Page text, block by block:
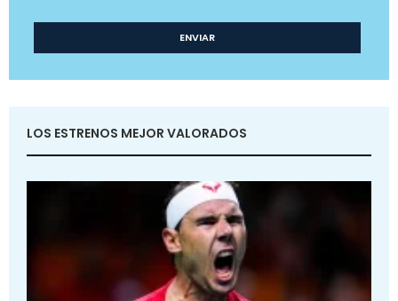
LOS ESTRENOS MEJOR VALORADOS